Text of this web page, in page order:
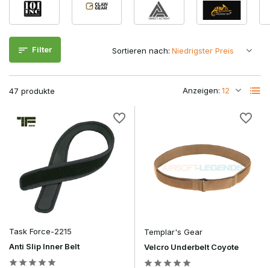
Hüften entsteht eine bessere Gewichtsverteilung, wodurch
die Schultern weniger belastet werden und die Vorderseite
den Tragekomfort an langen Spieltagen, sondern sorgt auch
dafür, dass wichtige Ausrüstungsgegenstände in
dynamischen Situationen schneller griffbereit sind.
Welcher Combat-Gürtel passt zu deinem
Spielstil und deinen Einsatzzwecken?
Typ: Kampfgürtel Modularität
Traditioneller
MOLLE-
Kampfgürtel
Hoog Airsoft,
Lasergeschnittener
Kampfgürtel mit
Cobra-Schnalle
Hoog
Intensiver
Filter
47 produkte Anzeigen:
Sortieren nach:
Task Force-2215
Anti Slip Inner Belt
Templar's Gear
Velcro Underbelt Coyote